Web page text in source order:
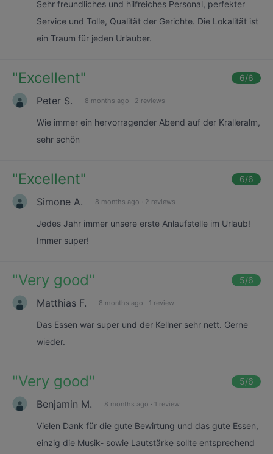
Sehr freundliches und hilfreiches Personal, perfekter
Service und Tolle, Qualität der Gerichte. Die Lokalität ist
ein Traum für jeden Urlauber.
"Excellent" 6/6
Peter S. 8 months ago · 2 reviews
Wie immer ein hervorragender Abend auf der Kralleralm,
sehr schön
"Excellent" 6/6
Simone A. 8 months ago · 2 reviews
Jedes Jahr immer unsere erste Anlaufstelle im Urlaub!
Immer super!
"Very good" 5/6
Matthias F. 8 months ago · 1 review
Das Essen war super und der Kellner sehr nett. Gerne
wieder.
"Very good" 5/6
Benjamin M. 8 months ago · 1 review
Vielen Dank für die gute Bewirtung und das gute Essen,
einzig die Musik- sowie Lautstärke sollte entsprechend